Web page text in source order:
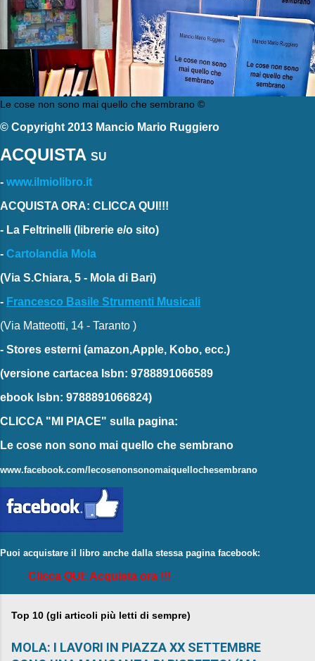
Le cose non sono mai quello che sembrano ©
© Copyright 2013 Mancio Mario Ruggiero
ACQUISTA SU
- www.ilmiolibro.it
ACQUISTA ORA: CLICCA QUI!!!
- La Feltrinelli (librerie e/o sito)
- Cartolandia Mola
(Via S.Chiara, 5 - Mola di Bari)
- Francesco Basile Strumenti Musicali
(Via Matteotti, 14 - Taranto )
- Stores esterni (amazon,Apple, Kobo, ecc.)
(versione cartacea Isbn: 9788891066589
ebook Isbn: 9788891066824)
CLICCA "MI PIACE" sulla pagina:
Le cose non sono mai quello che sembrano
www.facebook.com/lecosenonsonomaiquellochesembrano
Puoi acquistare il libro anche dalla stessa pagina facebook:
Clicca QUI: Acquista ora !!!
Top 10 (gli articoli più letti di sempre)
MOLA: I LAVORI IN PIAZZA XX SETTEMBRE